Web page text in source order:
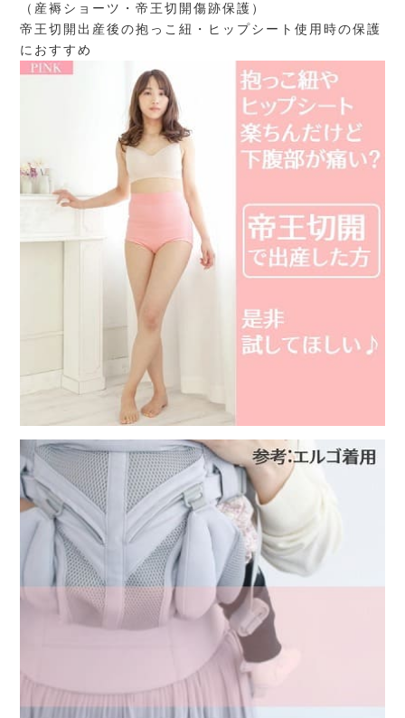
（産褥ショーツ・帝王切開傷跡保護）
帝王切開出産後の抱っこ紐・ヒップシート使用時の保護
におすすめ